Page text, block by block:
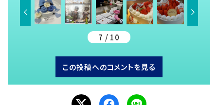
7 / 10
この投稿へのコメントを見る